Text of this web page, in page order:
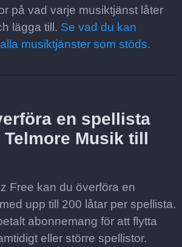
på vad varje musiktjänst låter
lägga till. Se vad du kan
musiktjänster som stöds.
en spellista
Musik till
Free kan du överföra en
upp till 200 låtar per spellista.
abonnemang för att flytta
eller större spellistor.